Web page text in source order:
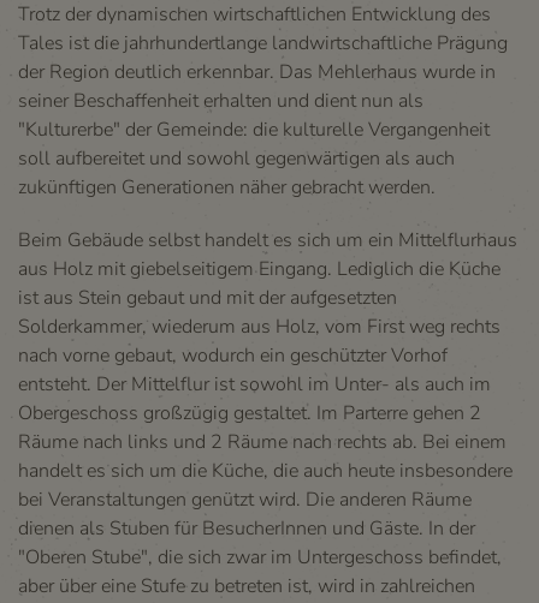
Trotz der dynamischen wirtschaftlichen Entwicklung des
Tales ist die jahrhundertlange landwirtschaftliche Prägung
der Region deutlich erkennbar. Das Mehlerhaus wurde in
seiner Beschaffenheit erhalten und dient nun als
"Kulturerbe" der Gemeinde: die kulturelle Vergangenheit
soll aufbereitet und sowohl gegenwärtigen als auch
zukünftigen Generationen näher gebracht werden.
Beim Gebäude selbst handelt es sich um ein Mittelflurhaus
aus Holz mit giebelseitigem Eingang. Lediglich die Küche
ist aus Stein gebaut und mit der aufgesetzten
Solderkammer, wiederum aus Holz, vom First weg rechts
nach vorne gebaut, wodurch ein geschützter Vorhof
entsteht. Der Mittelflur ist sowohl im Unter- als auch im
Obergeschoss großzügig gestaltet. Im Parterre gehen 2
Räume nach links und 2 Räume nach rechts ab. Bei einem
handelt es sich um die Küche, die auch heute insbesondere
bei Veranstaltungen genützt wird. Die anderen Räume
dienen als Stuben für BesucherInnen und Gäste. In der
"Oberen Stube", die sich zwar im Untergeschoss befindet,
aber über eine Stufe zu betreten ist, wird in zahlreichen